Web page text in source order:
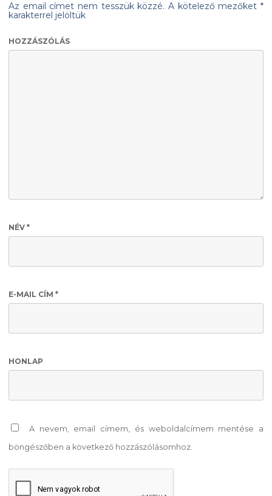
Az email címet nem tesszük közzé. A kötelező mezőket*
karakterrel jelöltük
HOZZÁSZÓLÁS
NÉV *
E-MAIL CÍM *
HONLAP
A nevem, email címem, és weboldalcímem mentése a
böngészőben a következő hozzászólásomhoz.